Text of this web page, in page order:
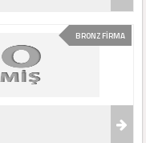
BRONZ FİRMA